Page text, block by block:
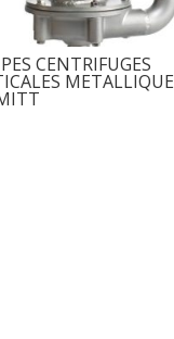
CENTRIFUGES
METALLIQUE